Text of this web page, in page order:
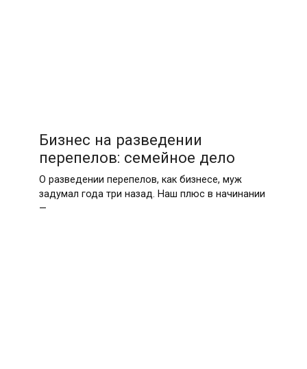
Бизнес на разведении
перепелов: семейное дело
О разведении перепелов, как бизнесе, муж
задумал года три назад. Наш плюс в начинании
—